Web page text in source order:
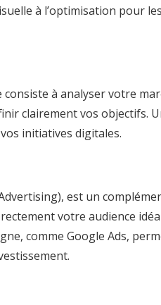
à l’optimisation pour
à analyser votre
clairement vos objectifs.
initiatives digitales.
est un
votre audience
comme Google Ads,